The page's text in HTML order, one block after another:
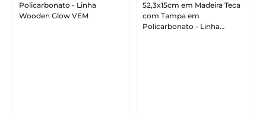
Policarbonato - Linha
Wooden Glow VEM
52,3x15cm em Madeira Teca
com Tampa em
Policarbonato - Linha